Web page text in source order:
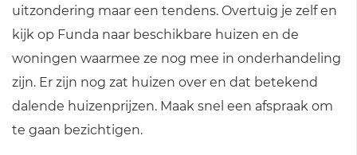
uitzondering maar een tendens. Overtuig je zelf en
kijk op Funda naar beschikbare huizen en de
woningen waarmee ze nog mee in onderhandeling
zijn. Er zijn nog zat huizen over en dat betekend
dalende huizenprijzen. Maak snel een afspraak om
te gaan bezichtigen.